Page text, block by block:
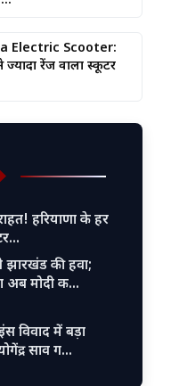
Electric Scooter:
रेंज वाला स्कूटर
हरियाणा के हर
झारखंड की हवा;
अब मोदी क…
विवाद में बड़ा
साव ग…